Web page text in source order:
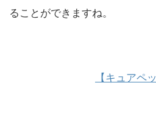
ることができますね。
【キュアペ